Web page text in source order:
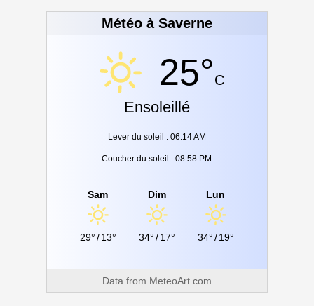
Météo à Saverne
25°C
Ensoleillé
Lever du soleil : 06:14 AM
Coucher du soleil : 08:58 PM
Sam
29°/13°
Dim
34°/17°
Lun
34°/19°
Data from MeteoArt.com